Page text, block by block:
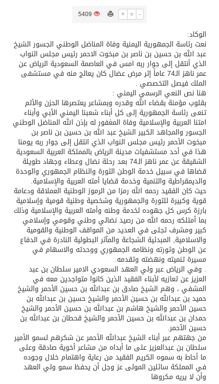
ثلة من الضابطات في الجييش الكويتي
كسوة الكعبة تعتلي البيت العتيق
“سبيس إكس” تطلق 24 قمرًا صناعيًا جديدًا إلى الفضاء
+ = -
5409
الوكاد:
نعت رئاسة الجمهورية اليمنية وفاة المناضل الوطني الجسور الشيخ
عبد الله بن حسين بن ناصر بن مبخوت الاحمر رئيس مجلس النواب
الذي أنتقل إلى جوار ربه امس في العاصمة السعودية الرياض عن
عمر ناهز الـ74 عاماً إثر مرض عضال كان يعالج منه في مستشفى
الملك فيصل التخصصي .
هنا نص النعي الرسمي اليمني :
بقلوب مؤمنة بقضاء الله وقدره وبمشاعر يعتصرها الحزن والألم
تنعى رئاسة الجمهورية إلى كل أبناء شعبنا اليمني الأبي وأبناء
امتنا العربية والإسلامية وفاة المغفور له بإذن الله المناضل الوطني
الجسور والمجاهد الكبير الشيخ عبد الله بن حسين بن ناصر بن
مبخوت الأحمر رئيس مجلس النواب الذي انتقل إلى جوار ربه يومنا
هذا في أحد مستشفيات مدينة الرياض بالمملكة العربية السعودية
الشقيقة عن عمر ناهز الـ74 بعد رحلة نضال وعطاء وجهاد طويلة
قضاها في سبيل خدمة الوطن الثورة والنظام الجمهوري والوحدة
والديمقراطية والتنمية وخدمة قضايا أمته العربية والإسلامية.
حيث كان الفقيد رحمه الله رمزا من الرموز الوطنية العملاقة ودعامة
قوية وكبيرة للثورة والجمهورية وشخصية وطنية قومية وإسلامية
بارزة كرس كل جهوده لخدمة وطنه وأمته العربية والإسلامية وذلك
بما أمتلكه رحمه الله من رصيد نضالي وطني وقومي وإسلامي
كبير ومشرف تجلى في العديد من المواقف الوطنية والقومية
والاسلامية, المبدئية الشجاعة والمآثر البطولية النادرة في الدفاع
عن الوطن وثورته ونظامه الجمهوري ووحدته والاسهام في
مسيرة تنميته ونهضته وتقدمه.
. وفي الرياض عبر ولي العهد السعودي الامير سلطان بن عبد
العزيز عن تعازيه لأبناء الفقيد الذين كانوا متواجدين معه في
المشفي ، وهم الشيخ صادق بن عبدالله بن حسين الأحمر والشيخ
حميد بن عبدالله بن حسين الأحمر والشيخ حسين بن عبدالله بن
حسين الأحمر والشيخ هاشم بن عبدالله بن حسين الأحمر والشيخ
حمدان بن عبدالله بن حسين الأحمر والشيخ قحطان بن عبدالله بن
حسين الأحمر.
من جهتهم عبر أبناء الشيخ عبدالله الأحمر عن شكرهم لسمو الأمير
سلطان بن عبدالعزيز على ما أبداه من مشاعر أخوية صادقة وعلى
ما أحاط به سموه الكريم الفقيد من رعاية واهتمام خلال وجوده
في المملكة سائلين المولى عز وجل أن يحفظ سمو ولي العهد
وأن لا يريه مكروها